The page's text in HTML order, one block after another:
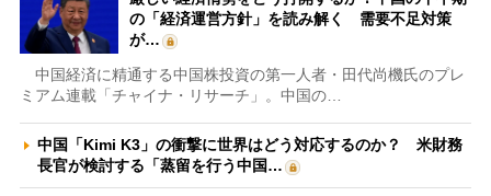
の「経済運営方針」を読み解く 需要不足対策
が…
中国経済に精通する中国株投資の第一人者・田代尚機氏のプレ
ミアム連載「チャイナ・リサーチ」。中国の…
中国「Kimi K3」の衝撃に世界はどう対応するのか？ 米財務
長官が検討する「蒸留を行う中国…